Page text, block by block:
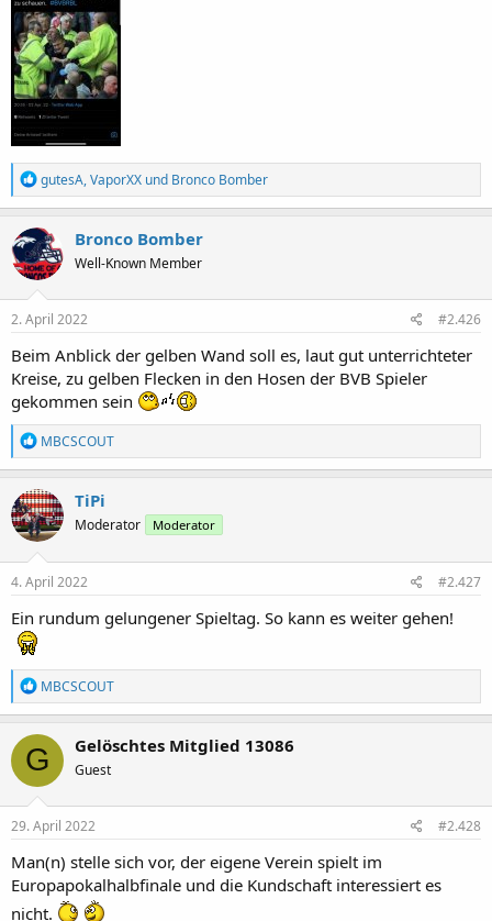
R
e
a
k
t
i
o
n
e
:
gutesA,VaporXX und Bronco Bomber
Bronco Bomber
Well-Known Member
2. April 2022 #2.426
Beim Anblick der gelben Wand soll es, laut gut unterrichteter
Kreise, zu gelben Flecken in den Hosen der BVB Spieler
gekommen sein
R
e
a
k
t
i
o
n
e
:
MBCSCOUT
TiPi
Moderator Moderator
4. April 2022 #2.427
Ein rundum gelungener Spieltag. So kann es weiter gehen!
R
e
a
k
t
i
o
n
e
:
MBCSCOUT
G Gelöschtes Mitglied 13086
Guest
29. April 2022 #2.428
Man(n) stelle sich vor, der eigene Verein spielt im
Europapokalhalbfinale und die Kundschaft interessiert es
nicht.